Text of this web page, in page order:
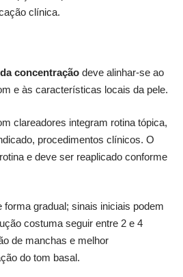
clínica.
concentração deve alinhar-se ao
e às características locais da pele.
clareadores integram rotina tópica,
procedimentos clínicos. O
e deve ser reaplicado conforme
gradual; sinais iniciais podem
costuma seguir entre 2 e 4
de manchas e melhor
do tom basal.